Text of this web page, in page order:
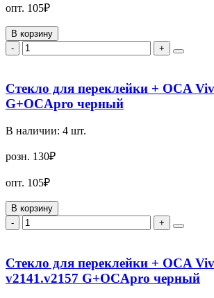
опт. 105₽
В корзину
-
+
Стекло для переклейки + OCA
G+OCApro черный
В наличии: 4 шт.
розн. 130₽
опт. 105₽
В корзину
-
+
Стекло для переклейки + OCA
v2141.v2157 G+OCApro черный